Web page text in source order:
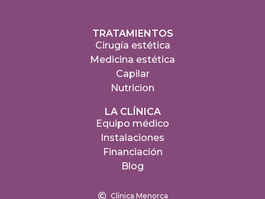
TRATAMIENTOS
Cirugía estética
Medicina estética
Capilar
Nutricion
LA CLÍNICA
Equipo médico
Instalaciones
Financiación
Blog
Clínica Menorca